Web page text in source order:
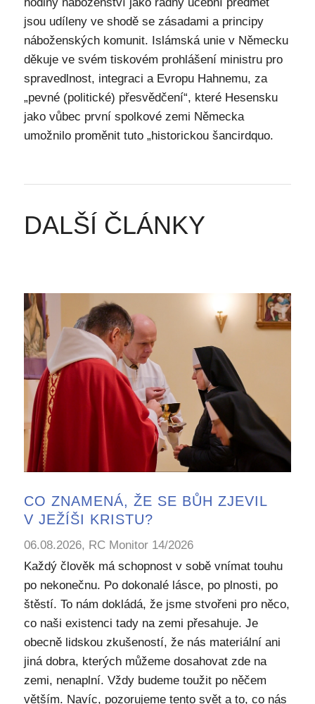
jsou udíleny ve shodě se zásadami a principy
náboženských komunit. Islámská unie v Německu
děkuje ve svém tiskovém prohlášení ministru pro
spravedlnost, integraci a Evropu Hahnemu, za
„pevné (politické) přesvědčení“, které Hesensku
jako vůbec první spolkové zemi Německa
umožnilo proměnit tuto „historickou šancirdquo.
DALŠÍ ČLÁNKY
CO ZNAMENÁ, ŽE SE BŮH ZJEVIL
V JEŽÍŠI KRISTU?
06.08.2026, RC Monitor 14/2026
Každý člověk má schopnost v sobě vnímat touhu
po nekonečnu. Po dokonalé lásce, po plnosti, po
štěstí. To nám dokládá, že jsme stvořeni pro něco,
co naši existenci tady na zemi přesahuje. Je
obecně lidskou zkušeností, že nás materiální ani
jiná dobra, kterých můžeme dosahovat zde na
zemi, nenaplní. Vždy budeme toužit po něčem
větším. Navíc, pozorujeme tento svět a to, co nás